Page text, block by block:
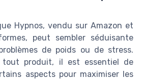
Hypnos, vendu sur Amazon et
peut sembler séduisante
de poids ou de stress.
tout produit, il est essentiel de
aspects pour maximiser les